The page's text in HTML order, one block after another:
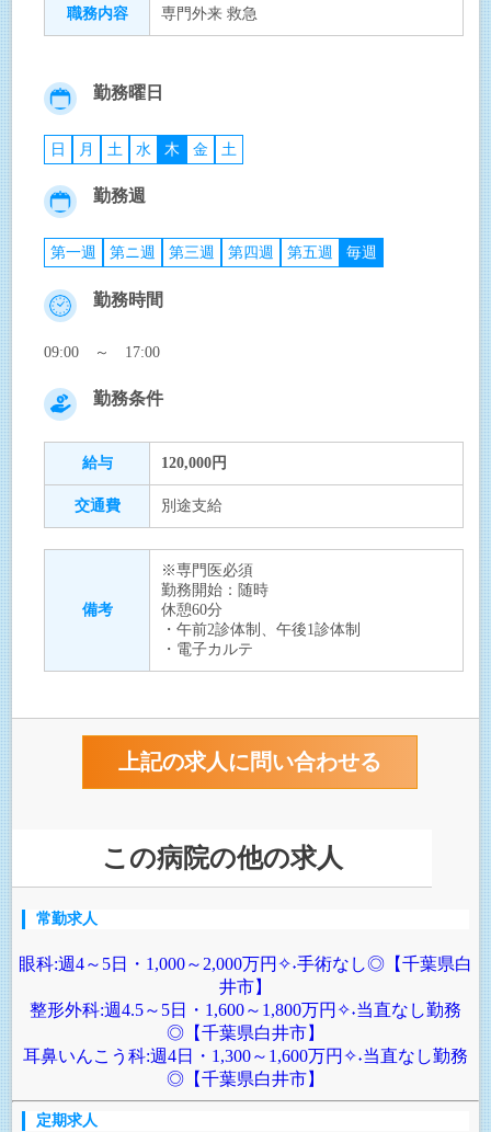
職務内容 専門外来 救急
勤務曜日
日 月 土 水 木 金 土
勤務週
第一週 第ニ週 第三週 第四週 第五週 毎週
勤務時間
09:00 ～ 17:00
勤務条件
給与 120,000円
交通費 別途支給
備考
※専門医必須
勤務開始：随時
休憩60分
・午前2診体制、午後1診体制
・電子カルテ
この病院の他の求人
常勤求人
眼科:週4～5日・1,000～2,000万円✧˖手術なし◎【千葉県白
井市】
整形外科:週4.5～5日・1,600～1,800万円✧˖当直なし勤務
◎【千葉県白井市】
耳鼻いんこう科:週4日・1,300～1,600万円✧˖当直なし勤務
◎【千葉県白井市】
定期求人